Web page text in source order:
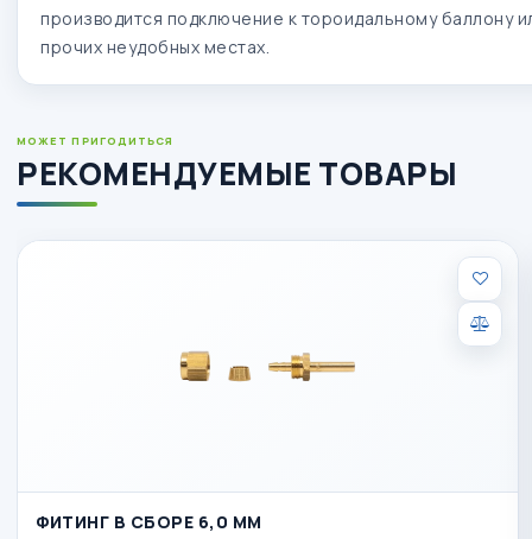
производится подключение к тороидальному баллону
прочих неудобных местах.
МОЖЕТ ПРИГОДИТЬСЯ
РЕКОМЕНДУЕМЫЕ ТОВАРЫ
ФИТИНГ В СБОРЕ 6,0 ММ